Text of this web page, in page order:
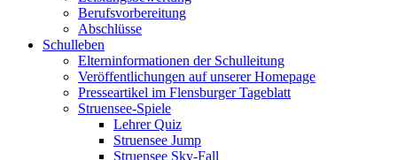
Berufsvorbereitung
Abschlüsse
Schulleben
Elterninformationen der Schulleitung
Veröffentlichungen auf unserer Homepage
Presseartikel im Flensburger Tageblatt
Struensee-Spiele
Lehrer Quiz
Struensee Jump
Struensee Sky-Fall